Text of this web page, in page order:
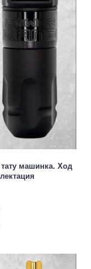
машинка. Ход